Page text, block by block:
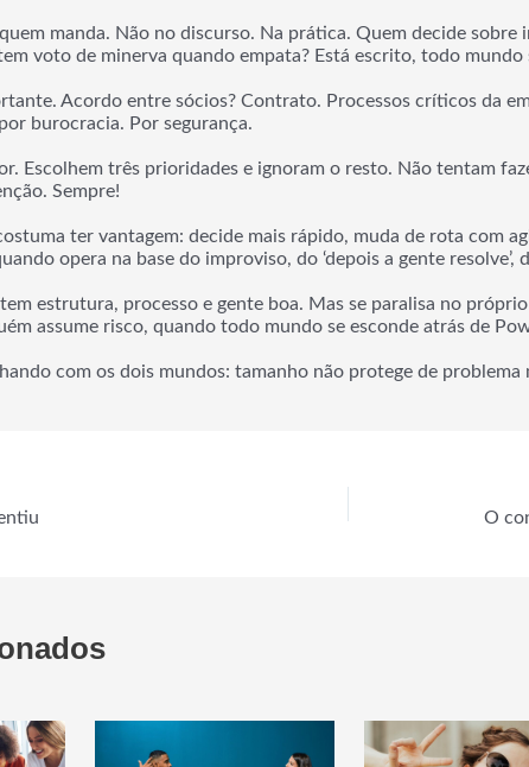
manda. Não no discurso. Na prática. Quem decide sobre
voto de minerva quando empata? Está escrito, todo
Acordo entre sócios? Contrato. Processos críticos da
burocracia. Por segurança.
Escolhem três prioridades e ignoram o resto. Não tentam
Sempre!
ter vantagem: decide mais rápido, muda de rota com
opera na base do improviso, do ‘depois a gente resolve’,
tem estrutura, processo e gente boa. Mas se paralisa no
assume risco, quando todo mundo se esconde atrás de
com os dois mundos: tamanho não protege de problema